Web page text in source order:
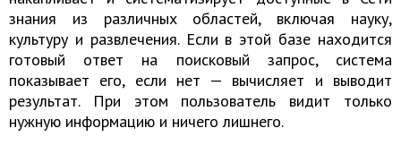
знания из различных областей, включая науку,
культуру и развлечения. Если в этой базе находится
готовый ответ на поисковый запрос, система
показывает его, если нет — вычисляет и выводит
результат. При этом пользователь видит только
нужную информацию и ничего лишнего.